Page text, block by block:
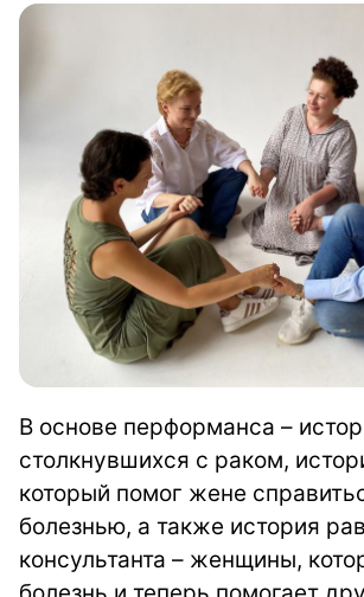
В основе перформанса –
столкнувшихся с раком,
который помог жене
болезнью, а также история
консультанта – женщины,